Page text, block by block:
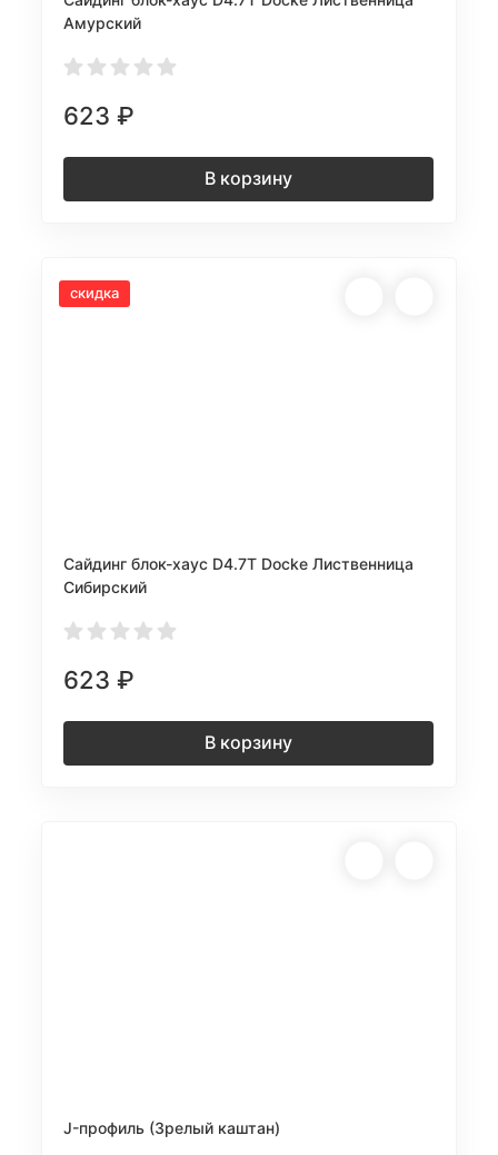
Амурский
623₽
В корзину
скидка
Сайдинг блок-хаус D4.7T Docke Лиственница
Сибирский
623₽
В корзину
J-профиль (Зрелый каштан)